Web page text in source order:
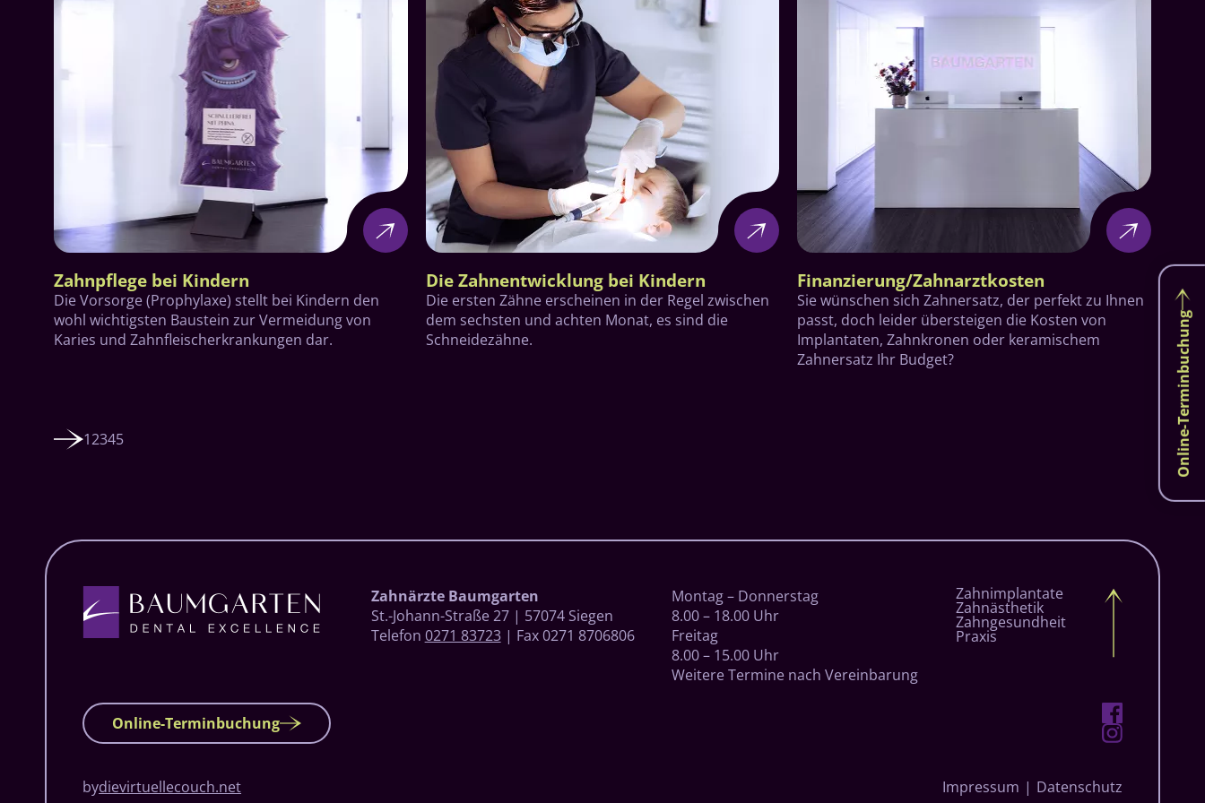
Zahnpflege bei Kindern
Die Vorsorge (Prophylaxe) stellt bei Kindern den
wohl wichtigsten Baustein zur Vermeidung von
Karies und Zahnfleischerkrankungen dar.
Die Zahnentwicklung bei Kindern
Die ersten Zähne erscheinen in der Regel zwischen
dem sechsten und achten Monat, es sind die
Schneidezähne.
Finanzierung/Zahnarztkosten
Sie wünschen sich Zahnersatz, der perfekt zu Ihnen
passt, doch leider übersteigen die Kosten von
Implantaten, Zahnkronen oder keramischem
Zahnersatz Ihr Budget?
12345
Zahnärzte Baumgarten
St.-Johann-Straße 27 | 57074 Siegen
Telefon 0271 83723| Fax 0271 8706806
Montag – Donnerstag
8.00 – 18.00 Uhr
Freitag
8.00 – 15.00 Uhr
Weitere Termine nach Vereinbarung
Navigation
überspringen
Zahnimplantate
Zahnästhetik
Zahngesundheit
Praxis
Online-Terminbuchung
bydievirtuellecouch.net Navigation
Impressum Datenschutz
Online-Terminbuchung